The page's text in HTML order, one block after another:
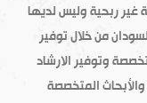
غير ربحية وليس لديها
من خلال توفير
وتوفير الارشاد
المتخصصة